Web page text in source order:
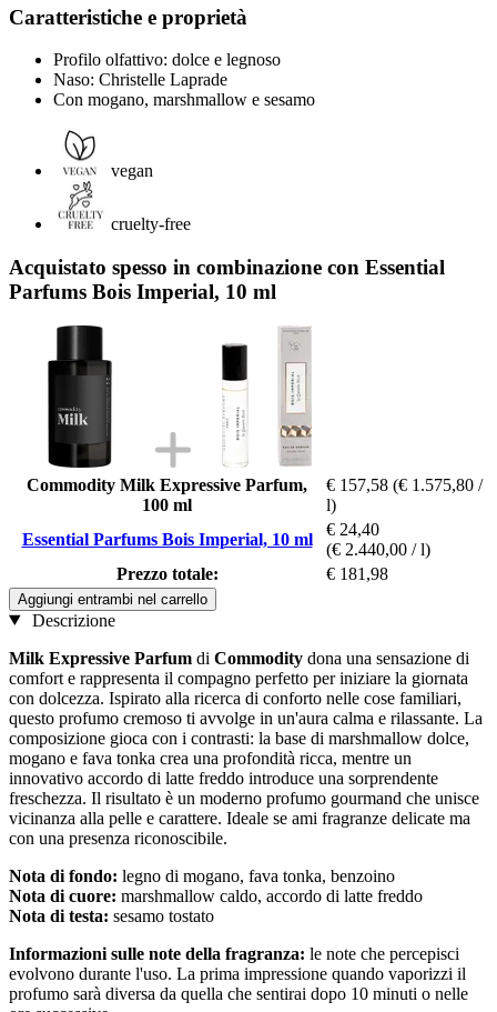
Caratteristiche e proprietà
Profilo olfattivo: dolce e legnoso
Naso: Christelle Laprade
Con mogano, marshmallow e sesamo
vegan
cruelty-free
Acquistato spesso in combinazione con Essential
Parfums Bois Imperial, 10 ml
Commodity Milk Expressive Parfum,
100 ml
€ 157,58 (€ 1.575,80 /
l)
Essential Parfums Bois Imperial, 10 ml
€ 24,40
(€ 2.440,00 / l)
Prezzo totale:
€ 181,98
Aggiungi entrambi nel carrello
Descrizione
Milk Expressive Parfum di Commodity dona una sensazione di
comfort e rappresenta il compagno perfetto per iniziare la giornata
con dolcezza. Ispirato alla ricerca di conforto nelle cose familiari,
questo profumo cremoso ti avvolge in un'aura calma e rilassante. La
composizione gioca con i contrasti: la base di marshmallow dolce,
mogano e fava tonka crea una profondità ricca, mentre un
innovativo accordo di latte freddo introduce una sorprendente
freschezza. Il risultato è un moderno profumo gourmand che unisce
vicinanza alla pelle e carattere. Ideale se ami fragranze delicate ma
con una presenza riconoscibile.
Nota di fondo: legno di mogano, fava tonka, benzoino
Nota di cuore: marshmallow caldo, accordo di latte freddo
Nota di testa: sesamo tostato
Informazioni sulle note della fragranza: le note che percepisci
evolvono durante l'uso. La prima impressione quando vaporizzi il
profumo sarà diversa da quella che sentirai dopo 10 minuti o nelle